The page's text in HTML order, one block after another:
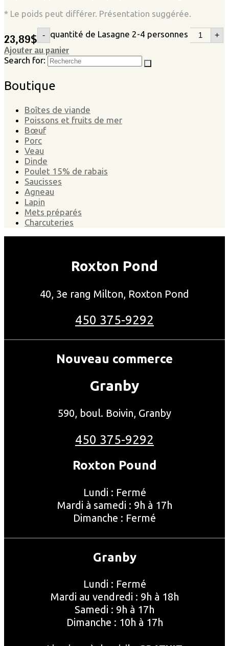
* Le poids peut différer. Présentation suggérée.
23,89$ - quantité de Lasagne 2-4 personnes +
Ajouter au panier
Search for:
Boutique
Boîtes de viande
Poissons et fruits de mer
Bœuf
Porc
Veau
Dinde
Poulet 15% de rabais
Saucisses
Agneau
Lapin
Mets préparés
Charcuteries
Roxton Pond
40, 3e rang Milton, Roxton Pond
450 375-9292
Nouveau commerce
Granby
590, boul. Boivin, Granby
450 375-9292
Roxton Pound
Lundi : Fermé
Mardi à samedi : 9h à 17h
Dimanche : Fermé
Granby
Lundi : Fermé
Mardi au vendredi : 9h à 18h
Samedi : 9h à 17h
Dimanche : 10h à 17h